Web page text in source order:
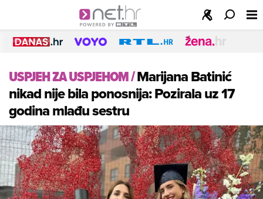
USPJEH ZA USPJEHOM/Marijana Batinić
nikad nije bila ponosnija: Pozirala uz 17
godina mlađu sestru